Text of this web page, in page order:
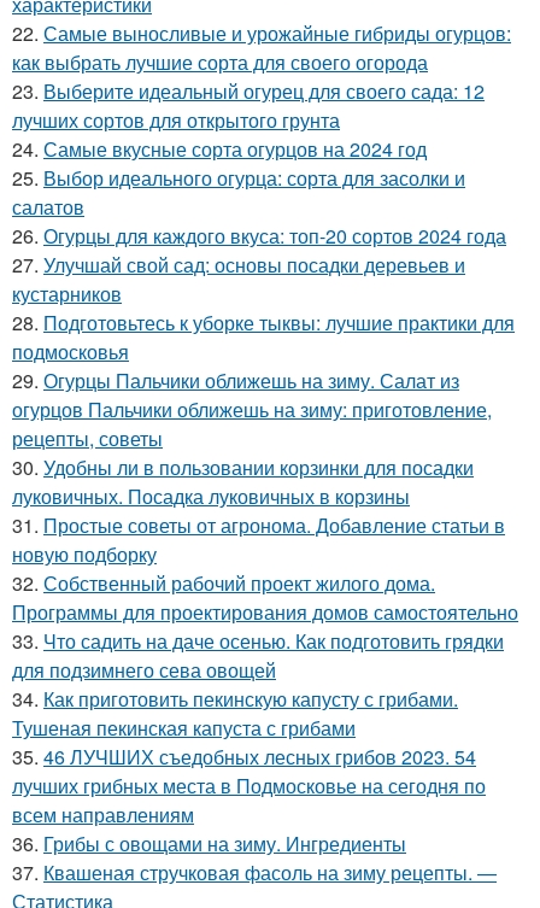
22. Самые выносливые и урожайные гибриды огурцов:
как выбрать лучшие сорта для своего огорода
23. Выберите идеальный огурец для своего сада: 12
лучших сортов для открытого грунта
24. Самые вкусные сорта огурцов на 2024 год
25. Выбор идеального огурца: сорта для засолки и
салатов
26. Огурцы для каждого вкуса: топ-20 сортов 2024 года
27. Улучшай свой сад: основы посадки деревьев и
кустарников
28. Подготовьтесь к уборке тыквы: лучшие практики для
подмосковья
29. Огурцы Пальчики оближешь на зиму. Салат из
огурцов Пальчики оближешь на зиму: приготовление,
рецепты, советы
30. Удобны ли в пользовании корзинки для посадки
луковичных. Посадка луковичных в корзины
31. Простые советы от агронома. Добавление статьи в
новую подборку
32. Собственный рабочий проект жилого дома.
Программы для проектирования домов самостоятельно
33. Что садить на даче осенью. Как подготовить грядки
для подзимнего сева овощей
34. Как приготовить пекинскую капусту с грибами.
Тушеная пекинская капуста с грибами
35. 46 ЛУЧШИХ съедобных лесных грибов 2023. 54
лучших грибных места в Подмосковье на сегодня по
всем направлениям
36. Грибы с овощами на зиму. Ингредиенты
37. Квашеная стручковая фасоль на зиму рецепты. —
Статистика